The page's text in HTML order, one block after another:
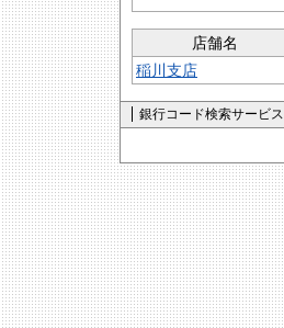
店舗名
稲川支店
銀行コード検索サービス